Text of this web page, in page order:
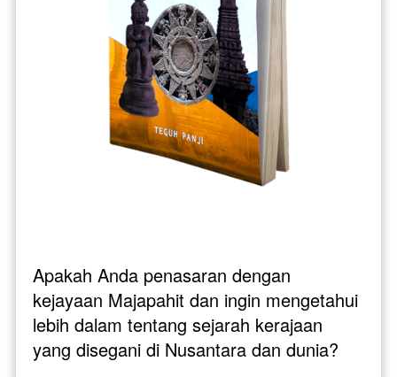
Apakah Anda penasaran dengan
kejayaan Majapahit dan ingin mengetahui
lebih dalam tentang sejarah kerajaan
yang disegani di Nusantara dan dunia?